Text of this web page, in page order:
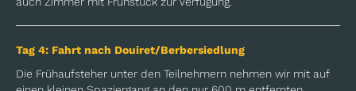
Tag 4: Fahrt nach Douiret/Berbersiedlung
Die Frühaufsteher unter den Teilnehmern nehmen wir mit auf